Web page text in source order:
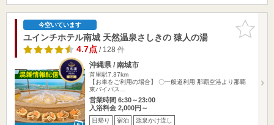
お気に入
りに追加
今空いています
ユインチホテル南城 天然温泉さしきの 猿人の湯
4.7点/ 128 件
沖縄県 / 南城市
首里駅7.37km
【お車をご利用の場合】 〇一般道利用 那覇空港より那覇
東バイパス…
営業時間 6:30～23:00
入浴料金 2,000円～
日帰り 宿泊 源泉かけ流し